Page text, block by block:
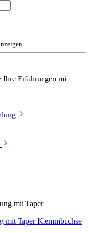
Ihre Erfahrungen mit
mit Taper Klemmbuchse